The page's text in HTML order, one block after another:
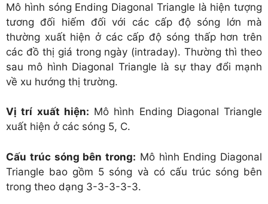
Mô hình sóng Ending Diagonal Triangle là hiện tượng
tương đối hiếm đối với các cấp độ sóng lớn mà
thường xuất hiện ở các cấp độ sóng thấp hơn trên
các đồ thị giá trong ngày (intraday). Thường thì theo
sau mô hình Diagonal Triangle là sự thay đổi mạnh
về xu hướng thị trường.
Vị trí xuất hiện: Mô hình Ending Diagonal Triangle
xuất hiện ở các sóng 5, C.
Cấu trúc sóng bên trong: Mô hình Ending Diagonal
Triangle bao gồm 5 sóng và có cấu trúc sóng bên
trong theo dạng 3-3-3-3-3.